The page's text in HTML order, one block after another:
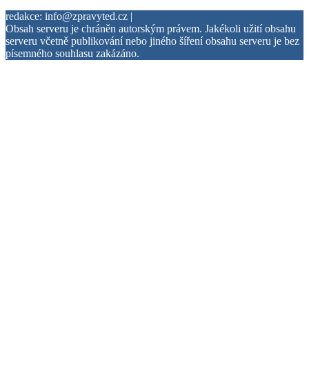
redakce: info@zpravyted.cz |
Obsah serveru je chráněn autorským právem. Jakékoli užití obsahu
serveru včetně publikování nebo jiného šíření obsahu serveru je bez
písemného souhlasu zakázáno.